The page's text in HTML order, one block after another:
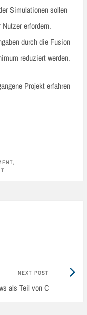
Simulationen sollen
erfordern.
durch die Fusion
reduziert werden.
Projekt erfahren
,
NEXT POST
als Teil von C